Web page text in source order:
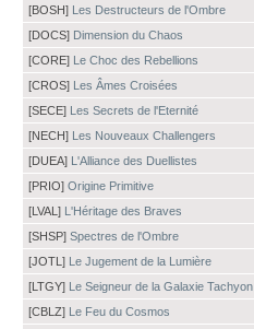
[BOSH] Les Destructeurs de l'Ombre
[DOCS] Dimension du Chaos
[CORE] Le Choc des Rebellions
[CROS] Les Âmes Croisées
[SECE] Les Secrets de l'Eternité
[NECH] Les Nouveaux Challengers
[DUEA] L'Alliance des Duellistes
[PRIO] Origine Primitive
[LVAL] L'Héritage des Braves
[SHSP] Spectres de l'Ombre
[JOTL] Le Jugement de la Lumière
[LTGY] Le Seigneur de la Galaxie Tachyon
[CBLZ] Le Feu du Cosmos